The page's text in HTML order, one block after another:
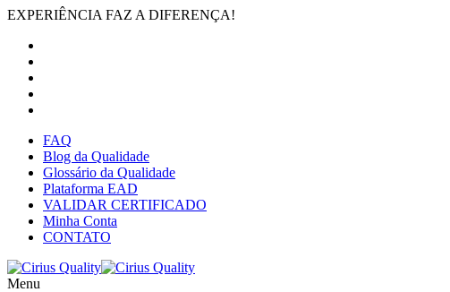
EXPERIÊNCIA FAZ A DIFERENÇA!
FAQ
Blog da Qualidade
Glossário da Qualidade
Plataforma EAD
VALIDAR CERTIFICADO
Minha Conta
CONTATO
Menu